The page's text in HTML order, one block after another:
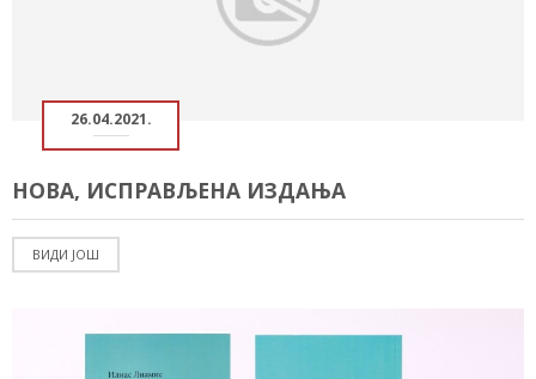
26.04.2021.
НОВА, ИСПРАВЉЕНА ИЗДАЊА
ВИДИ ЈОШ